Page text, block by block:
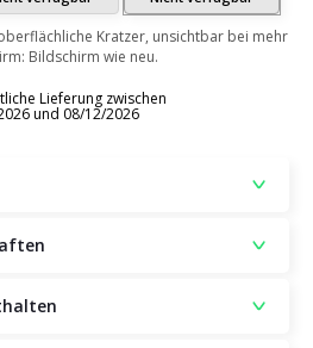
Kratzer, unsichtbar bei mehr
Bildschirm wie neu.
Lieferung zwischen
und 08/12/2026